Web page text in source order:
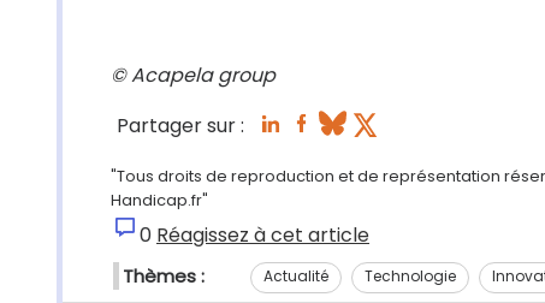
© Acapela group
Partager sur :
"Tous droits de reproduction et de représentation
Handicap.fr"
0 Réagissez à cet article
Thèmes : Actualité Technologie